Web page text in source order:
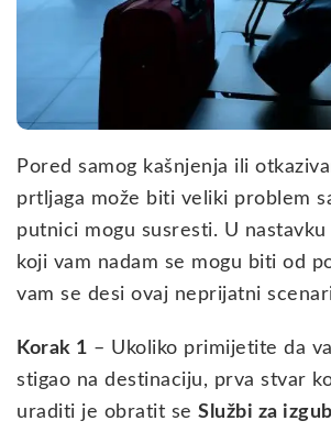
Pored samog kašnjenja ili
prtljaga može biti veliki problem
putnici mogu susresti. U
koji vam nadam se mogu biti od
vam se desi ovaj neprijatni
Korak 1 – Ukoliko primijetite da
stigao na destinaciju, prva stvar
uraditi je obratit se Službi za